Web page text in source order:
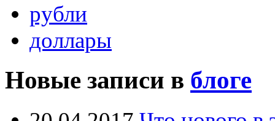
рубли
доллары
Новые записи в блоге